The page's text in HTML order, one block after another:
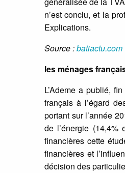
n’est conclu, et la
Explications.
Source :batiactu.com
les ménages
L’Ademe a publié,
français à l’égard
portant sur l’année
de l’énergie
financières cette
financières et
décision des